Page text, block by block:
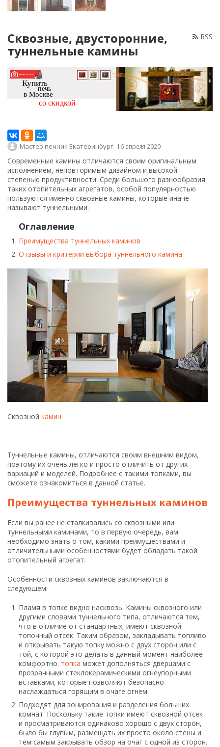
RSS
Сквозные, двусторонние,
туннельные камины
Купить
печь
в Москве
со скидкой
Мастер печник Екатеринбург 16 апреля 2020
Современные камины отличаются своим оригинальным
исполнением, неповторимым дизайном и высокой
степенью продуктивности. Среди большого разнообразия
таких отопительных агрегатов, особой популярностью
пользуются именно сквозные камины, которые иначе
называют туннельными.
Оглавление
Преимущества туннельных каминов
Отзывы и критерии выбора туннельного камина
Сквозной камин
Туннельные камины, отличаются своим внешним видом,
поэтому их очень легко и просто отличить от других
вариаций и моделей. Подробнее с такими топками, вы
сможете ознакомиться в данной статье.
Преимущества туннельных каминов
Если вы ранее не сталкивались со сквозными или
туннельными каминами, то в первую очередь, вам
необходимо знать о том, какими преимуществами и
отличительными особенностями будет обладать такой
отопительный агрегат.
Особенности сквозных каминов заключаются в
следующем:
Пламя в топке видно насквозь. Камины сквозного или
другими словами туннельного типа, отличаются тем,
что в отличие от стандартных, имеют сквозной
топочный отсек. Таким образом, закладывать топливо
и открывать такую топку можно с двух сторон или с
той, с которой это делать в данный момент наиболее
комфортно. топка может дополняться дверцами с
прозрачными стеклокерамическими огнеупорными
вставками, которые позволяют безопасно
наслаждаться горящим в очаге огнем.
Подходят для зонирования и разделения больших
комнат. Поскольку такие топки имеют сквозной отсек
и просматриваются одинаково хорошо с двух сторон,
было бы глупым, размещать их просто около стены и
тем самым закрывать обзор на очаг с одной из сторон.